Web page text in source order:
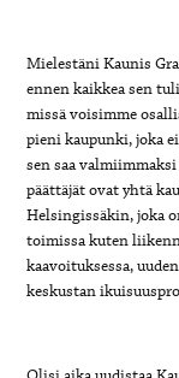
Mielestäni Kaunis
ennen kaikkea sen
missä voisimme
pieni kaupunki, joka
sen saa
päättäjät ovat yhtä
Helsingissäkin, joka
toimissa kuten
kaavoituksessa,
keskustan